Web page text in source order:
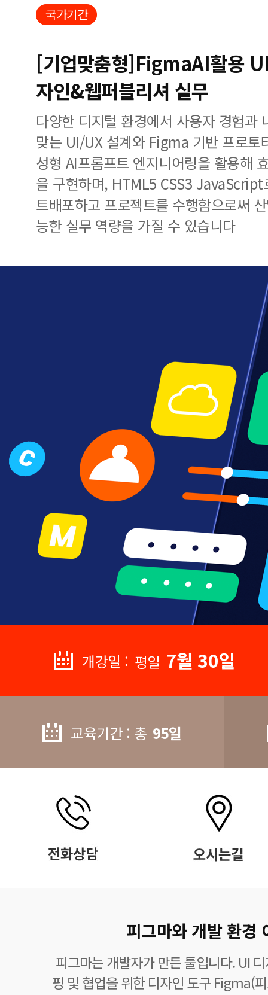
국가기간
[기업맞춤형]FigmaAI활용
자인&웹퍼블리셔 실무
다양한 디지털 환경에서 사용자 경험과
맞는 UI/UX 설계와 Figma 기반 프로토
성형 AI프롬프트 엔지니어링을 활용해
을 구현하며, HTML5 CSS3 JavaScript
트배포하고 프로젝트를 수행함으로써
능한 실무 역량을 가질 수 있습니다
개강일 : 평일 7월 30일
교육기간 : 총 95일
피그마와 개발 환경
피그마는 개발자가 만든 툴입니다. UI
핑 및 협업을 위한 디자인 도구 Figma(